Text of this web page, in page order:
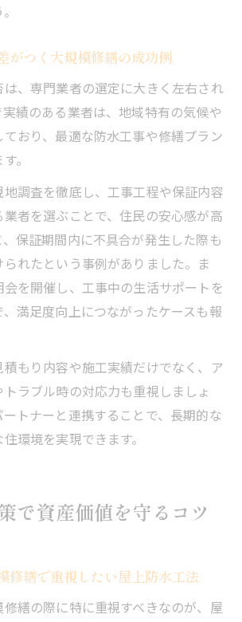
がつく大規模修繕の成功例
、専門業者の選定に大きく左右され
績のある業者は、地域特有の気候や
おり、最適な防水工事や修繕プラン
。
調査を徹底し、工事工程や保証内容
者を選ぶことで、住民の安心感が高
保証期間内に不具合が発生した際も
れたという事例がありました。ま
を開催し、工事中の生活サポートを
満足度向上につながったケースも報
もり内容や施工実績だけでなく、ア
ラブル時の対応力も重視しましょ
トナーと連携することで、長期的な
環境を実現できます。
で資産価値を守るコツ
修繕で重視したい屋上防水工法
繕の際に特に重視すべきなのが、屋